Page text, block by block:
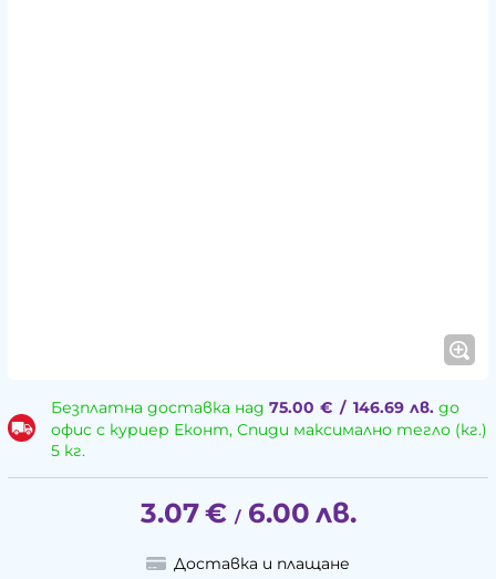
Безплатна доставка над 75.00 € / 146.69 лв.до
офис с куриер Еконт, Спиди максимално тегло (кг.)
5 кг.
3.07€ / 6.00 лв.
Доставка и плащане